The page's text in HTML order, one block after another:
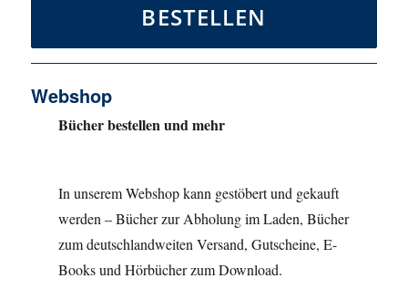
BESTELLEN
Webshop
Bücher bestellen und mehr
In unserem Webshop kann gestöbert und gekauft
werden – Bücher zur Abholung im Laden, Bücher
zum deutschlandweiten Versand, Gutscheine, E-
Books und Hörbücher zum Download.